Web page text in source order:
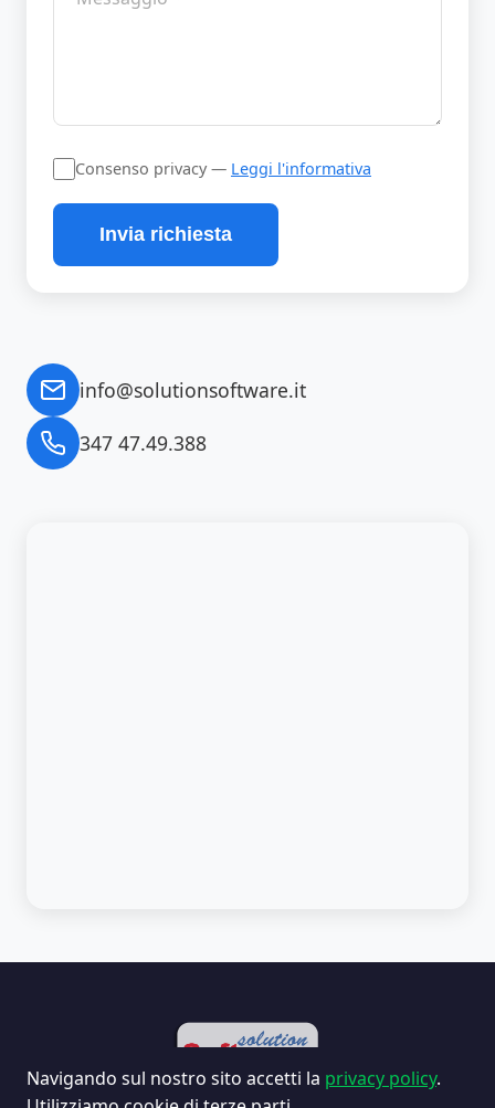
Navigando sul nostro sito accetti la privacy policy.
Consenso privacy — Leggi l'informativa
Invia richiesta
info@solutionsoftware.it
347 47.49.388
© 2026 Solution Software Srl — P.IVA 04408420232 — C.S. €